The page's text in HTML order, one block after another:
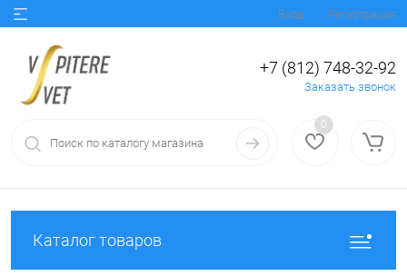
Вход Регистрация
+7 (812) 748-32-92
Заказать звонок
0
Каталог товаров